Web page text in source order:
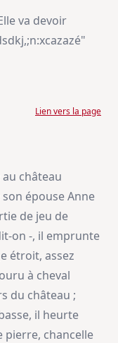
va devoir
Lien vers la page
château
épouse Anne
de jeu de
on -, il emprunte
étroit, assez
à cheval
du château ;
il heurte
pierre, chancelle